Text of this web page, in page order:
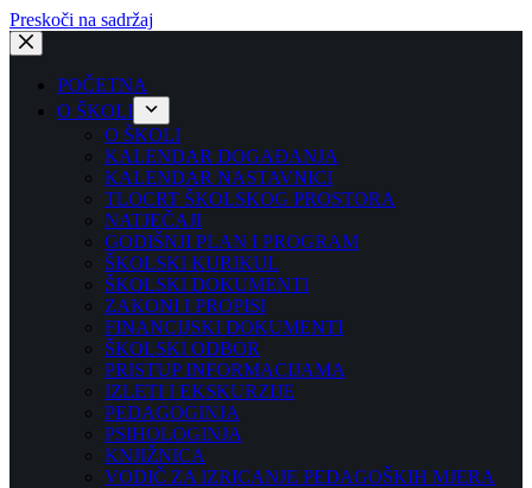
Preskoči na sadržaj
POČETNA
O ŠKOLI
O ŠKOLI
KALENDAR DOGAĐANJA
KALENDAR NASTAVNICI
TLOCRT ŠKOLSKOG PROSTORA
NATJEČAJI
GODIŠNJI PLAN I PROGRAM
ŠKOLSKI KURIKUL
ŠKOLSKI DOKUMENTI
ZAKONI I PROPISI
FINANCIJSKI DOKUMENTI
ŠKOLSKI ODBOR
PRISTUP INFORMACIJAMA
IZLETI I EKSKURZIJE
PEDAGOGINJA
PSIHOLOGINJA
KNJIŽNICA
VODIČ ZA IZRICANJE PEDAGOŠKIH MJERA